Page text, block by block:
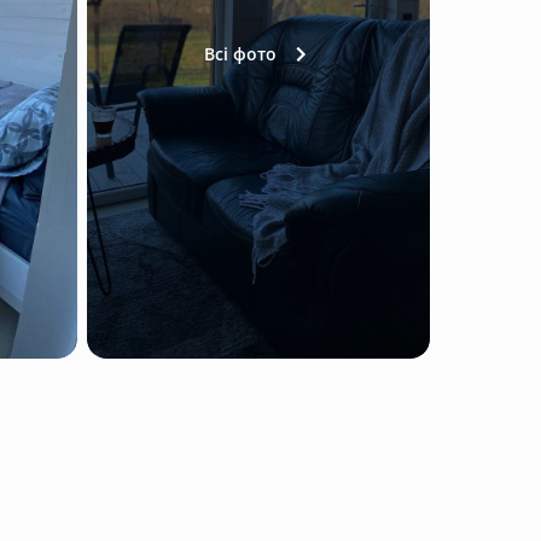
Всі фото